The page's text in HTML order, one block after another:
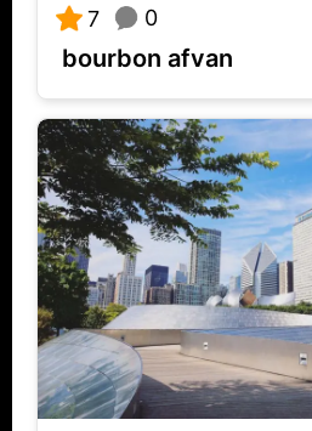
7 0
bourbon afvan